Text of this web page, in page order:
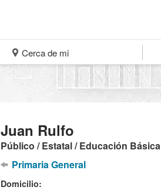
Cerca de mi
Juan Rulfo
Público / Estatal / Educación Básica
Primaria General
Domicilio: